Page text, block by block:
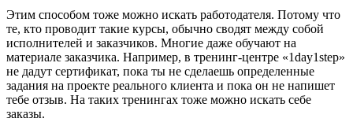
Этим способом тоже можно искать работодателя. Потому что
те, кто проводит такие курсы, обычно сводят между собой
исполнителей и заказчиков. Многие даже обучают на
материале заказчика. Например, в тренинг-центре «1day1step»
не дадут сертификат, пока ты не сделаешь определенные
задания на проекте реального клиента и пока он не напишет
тебе отзыв. На таких тренингах тоже можно искать себе
заказы.